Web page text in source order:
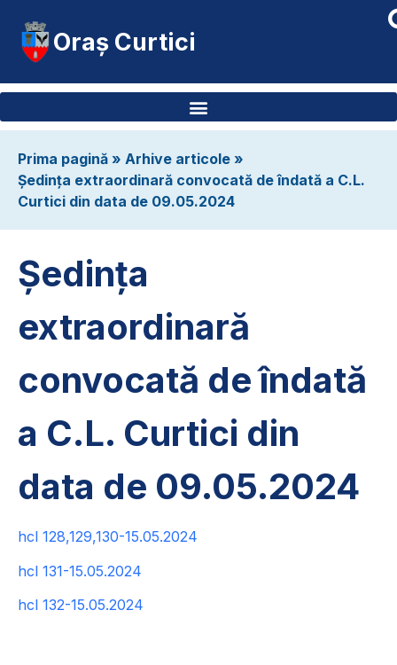
Oraș Curtici
Prima pagină » Arhive articole »
Ședința extraordinară convocată de îndată a C.L.
Curtici din data de 09.05.2024
Ședința
extraordinară
convocată de îndată
a C.L. Curtici din
data de 09.05.2024
hcl 128,129,130-15.05.2024
hcl 131-15.05.2024
hcl 132-15.05.2024